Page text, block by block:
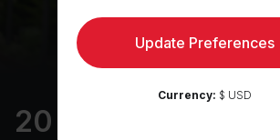
20 min Intervals Run
Update Preferences
Currency: $ USD